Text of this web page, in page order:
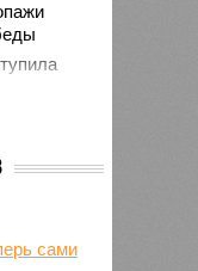
за